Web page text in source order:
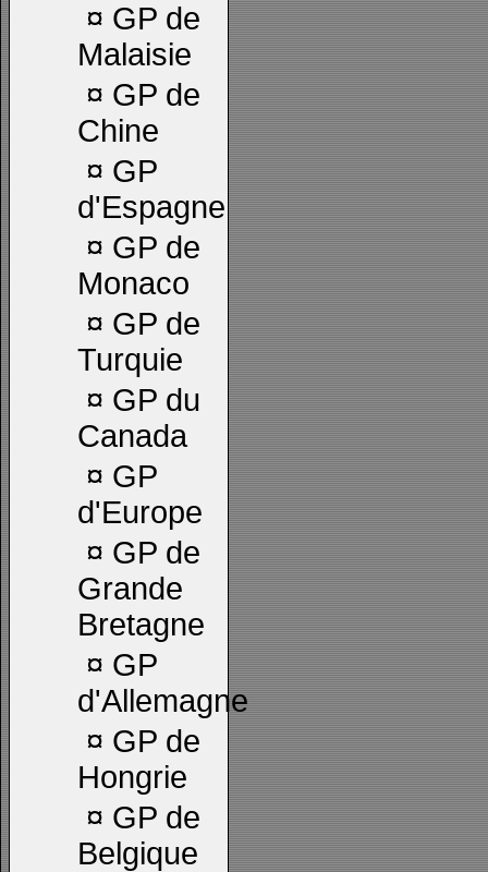
¤ GP de
Malaisie
¤ GP de
Chine
¤ GP
d'Espagne
¤ GP de
Monaco
¤ GP de
Turquie
¤ GP du
Canada
¤ GP
d'Europe
¤ GP de
Grande
Bretagne
¤ GP
d'Allemagne
¤ GP de
Hongrie
¤ GP de
Belgique